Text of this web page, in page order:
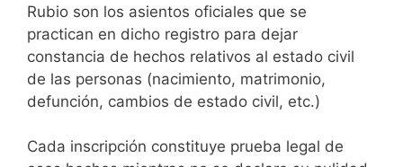
Rubio son los asientos oficiales que se
practican en dicho registro para dejar
constancia de hechos relativos al estado civil
de las personas (nacimiento, matrimonio,
defunción, cambios de estado civil, etc.)
Cada inscripción constituye prueba legal de